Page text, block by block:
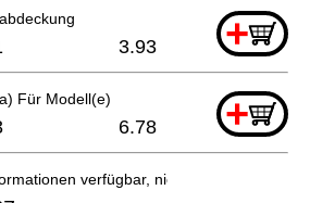
+
3.93
Für Modell(e) +
6.78
verfügbar, nicht bestellbar